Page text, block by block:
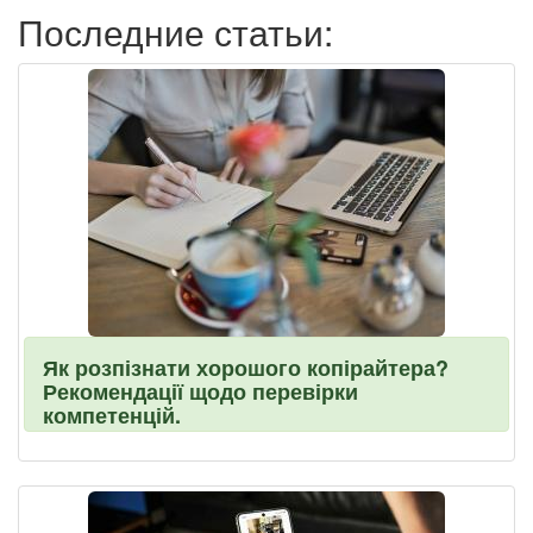
Последние статьи:
Як розпізнати хорошого копірайтера?
Рекомендації щодо перевірки
компетенцій.